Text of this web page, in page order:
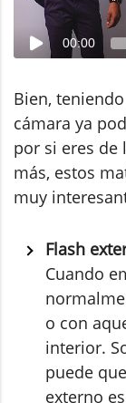
00:00
Bien,
cámara ya
por si eres de
más, estos
muy
Flash
Cuando
o con
interior.
puede
externo